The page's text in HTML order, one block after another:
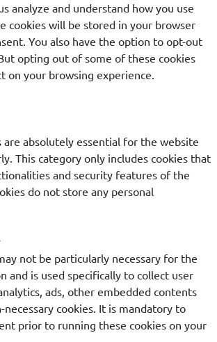
analyze and understand how you use
cookies will be stored in your browser
You also have the option to opt-out
opting out of some of these cookies
on your browsing experience.
are absolutely essential for the website
This category only includes cookies that
and security features of the
do not store any personal
not be particularly necessary for the
and is used specifically to collect user
ads, other embedded contents
cookies. It is mandatory to
prior to running these cookies on your